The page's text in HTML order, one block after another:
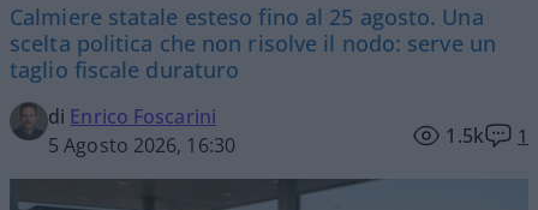
Calmiere statale esteso fino al 25 agosto. Una
scelta politica che non risolve il nodo: serve un
taglio fiscale duraturo
di Enrico Foscarini
5 Agosto 2026, 16:30
1.5k 1